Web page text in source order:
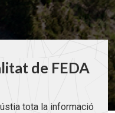
de FEDA
tota la informació